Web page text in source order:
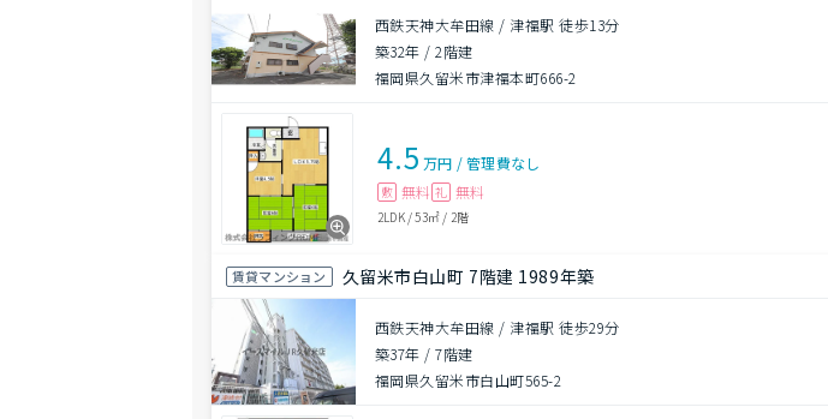
西鉄天神大牟田線 / 津福駅 徒歩13分
築32年 /2階建
福岡県久留米市津福本町666-2
4.5 万円 /管理費なし
敷 無料 礼 無料
2LDK/53㎡ / 2階
賃貸マンション 久留米市白山町 7階建 1989年築
西鉄天神大牟田線 / 津福駅 徒歩29分
築37年 /7階建
福岡県久留米市白山町565-2